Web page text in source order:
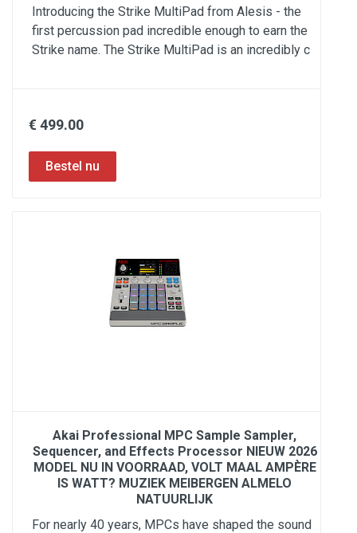
Introducing the Strike MultiPad from Alesis - the
first percussion pad incredible enough to earn the
Strike name. The Strike MultiPad is an incredibly c
€ 499.00
Akai Professional MPC Sample Sampler,
Sequencer, and Effects Processor NIEUW 2026
MODEL NU IN VOORRAAD, VOLT MAAL AMPÈRE
IS WATT? MUZIEK MEIBERGEN ALMELO
NATUURLIJK
For nearly 40 years, MPCs have shaped the sound